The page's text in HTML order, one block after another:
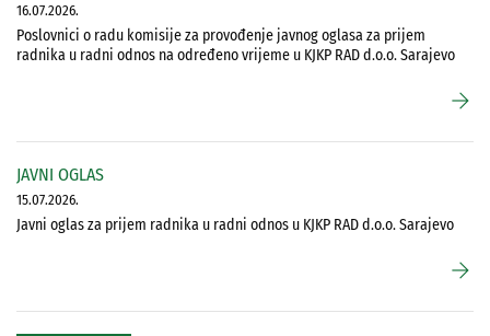
16.07.2026.
Poslovnici o radu komisije za provođenje javnog oglasa za prijem
radnika u radni odnos na određeno vrijeme u KJKP RAD d.o.o. Sarajevo
arrow_forward
JAVNI OGLAS
15.07.2026.
Javni oglas za prijem radnika u radni odnos u KJKP RAD d.o.o. Sarajevo
arrow_forward